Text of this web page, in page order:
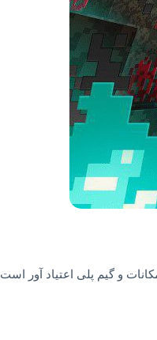
و گیم پلی اعتیاد آور است